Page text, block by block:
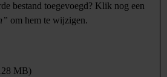
bestand toegevoegd? Klik nog een
om hem te wijzigen.
MB)